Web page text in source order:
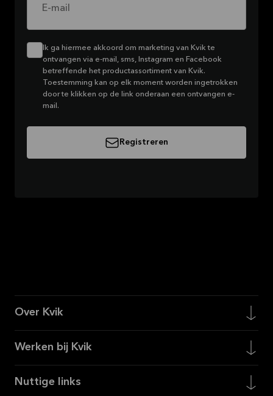
E-mail
Ik ga hiermee akkoord om marketing van Kvik te
ontvangen via e-mail, sms, Instagram en Facebook
betreffende het productassortiment van Kvik.
Toestemming kan op elk moment worden ingetrokken
door te klikken op de link onderaan een ontvangen e-
mail.
Registreren
Over Kvik
Werken bij Kvik
Nuttige links